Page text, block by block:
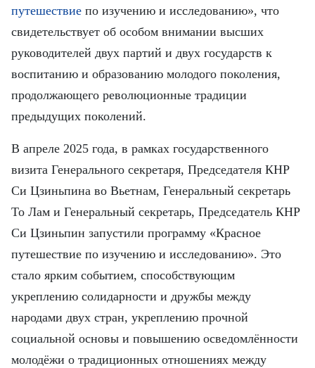
путешествие по изучению и исследованию», что
свидетельствует об особом внимании высших
руководителей двух партий и двух государств к
воспитанию и образованию молодого поколения,
продолжающего революционные традиции
предыдущих поколений.
В апреле 2025 года, в рамках государственного
визита Генерального секретаря, Председателя КНР
Си Цзиньпина во Вьетнам, Генеральный секретарь
То Лам и Генеральный секретарь, Председатель КНР
Си Цзиньпин запустили программу «Красное
путешествие по изучению и исследованию». Это
стало ярким событием, способствующим
укреплению солидарности и дружбы между
народами двух стран, укреплению прочной
социальной основы и повышению осведомлённости
молодёжи о традиционных отношениях между